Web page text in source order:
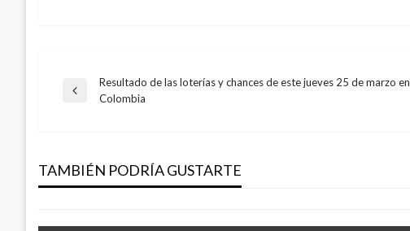
Navegación
entradas
Entrada
Resultado de las loterías y chances de este jueves 25 de marzo en
Colombia
TAMBIÉN PODRÍA GUSTARTE
deja un muerto y un herido
Manuel Reyes Beltran martes julio 16, 2019